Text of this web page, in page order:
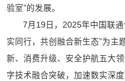
验室”的发展。
7月19日，2025年中国联
实同行，共创融合新生态”为主
新、消费升级、安全护航五大
字技术融合突破，加速数实深